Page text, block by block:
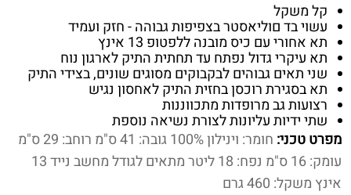
קל משקל
עשוי בד םוליאסטר בצפיפות גבוהה - חזק ועמיד
תא אחורי עם כיס מובנה ללפטופ 13 אינץ
תא עיקרי גדול נפתח עד תחתית התיק לארגון נוח
שני תאים גבוהים לבקבוקים מסוגים שונים, בצידי התיק
תא בסגירת רוכסן בחזית התיק לאחסון נגיש
רצועות גב מרופדות מתכווננות
שתי ידיות עליונות לצורת נשיאה נוספת
מפרט טכני:
חומר: וינילון 100% גובה: 41 ס"מ רוחב: 29 ס"מ
עומק: 16 ס"מ נפח: 18 ליטר מתאים לגודל מחשב נייד 13
אינץ משקל: 460 גרם